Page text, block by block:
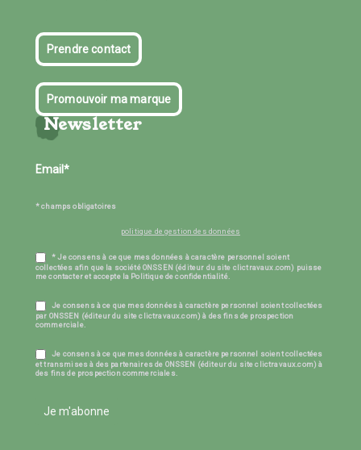
Prendre contact
Promouvoir ma marque
Newsletter
* champs obligatoires
politique de gestion des données
* Je consens à ce que mes données à caractère personnel soient
collectées afin que la société ONSSEN (éditeur du site clictravaux.com) puisse
me contacter et accepte la Politique de confidentialité.
Je consens à ce que mes données à caractère personnel soient collectées
par ONSSEN (éditeur du site clictravaux.com) à des fins de prospection
commerciale.
Je consens à ce que mes données à caractère personnel soient collectées
et transmises à des partenaires de ONSSEN (éditeur du site clictravaux.com) à
des fins de prospection commerciales.
Je m'abonne